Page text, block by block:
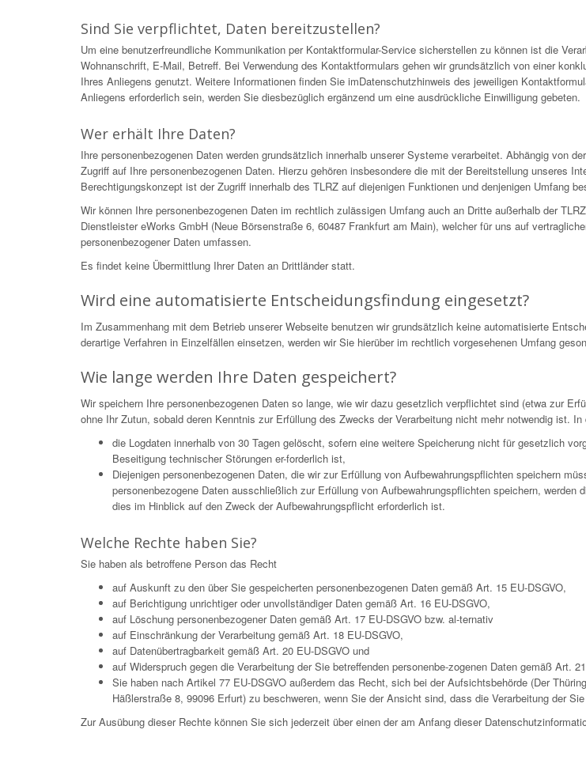
Sind Sie verpflichtet, Daten bereitzustellen?
Um eine benutzerfreundliche Kommunikation per Kontaktformular-Service sicherstellen zu können ist die
Wohnanschrift, E-Mail, Betreff. Bei Verwendung des Kontaktformulars gehen wir grundsätzlich von einer
Ihres Anliegens genutzt. Weitere Informationen finden Sie imDatenschutzhinweis des jeweiligen
Anliegens erforderlich sein, werden Sie diesbezüglich ergänzend um eine ausdrückliche Einwilligung gebeten.
Wer erhält Ihre Daten?
Ihre personenbezogenen Daten werden grundsätzlich innerhalb unserer Systeme verarbeitet. Abhängig von
Zugriff auf Ihre personenbezogenen Daten. Hierzu gehören insbesondere die mit der Bereitstellung unseres
Berechtigungskonzept ist der Zugriff innerhalb des TLRZ auf diejenigen Funktionen und denjenigen Umfang
Wir können Ihre personenbezogenen Daten im rechtlich zulässigen Umfang auch an Dritte außerhalb der
Dienstleister eWorks GmbH (Neue Börsenstraße 6, 60487 Frankfurt am Main), welcher für uns auf
personenbezogener Daten umfassen.
Es findet keine Übermittlung Ihrer Daten an Drittländer statt.
Wird eine automatisierte Entscheidungsfindung eingesetzt?
Im Zusammenhang mit dem Betrieb unserer Webseite benutzen wir grundsätzlich keine automatisierte
derartige Verfahren in Einzelfällen einsetzen, werden wir Sie hierüber im rechtlich vorgesehenen Umfang
Wie lange werden Ihre Daten gespeichert?
Wir speichern Ihre personenbezogenen Daten so lange, wie wir dazu gesetzlich verpflichtet sind (etwa zur
ohne Ihr Zutun, sobald deren Kenntnis zur Erfüllung des Zwecks der Verarbeitung nicht mehr notwendig ist. In
die Logdaten innerhalb von 30 Tagen gelöscht, sofern eine weitere Speicherung nicht für gesetzlich
Beseitigung technischer Störungen er-forderlich ist,
Diejenigen personenbezogenen Daten, die wir zur Erfüllung von Aufbewahrungspflichten speichern
personenbezogene Daten ausschließlich zur Erfüllung von Aufbewahrungspflichten speichern,
dies im Hinblick auf den Zweck der Aufbewahrungspflicht erforderlich ist.
Welche Rechte haben Sie?
Sie haben als betroffene Person das Recht
auf Auskunft zu den über Sie gespeicherten personenbezogenen Daten gemäß Art. 15 EU-DSGVO,
auf Berichtigung unrichtiger oder unvollständiger Daten gemäß Art. 16 EU-DSGVO,
auf Löschung personenbezogener Daten gemäß Art. 17 EU-DSGVO bzw. al-ternativ
auf Einschränkung der Verarbeitung gemäß Art. 18 EU-DSGVO,
auf Datenübertragbarkeit gemäß Art. 20 EU-DSGVO und
auf Widerspruch gegen die Verarbeitung der Sie betreffenden personenbe-zogenen Daten gemäß Art.
Sie haben nach Artikel 77 EU-DSGVO außerdem das Recht, sich bei der Aufsichtsbehörde (Der
Häßlerstraße 8, 99096 Erfurt) zu beschweren, wenn Sie der Ansicht sind, dass die Verarbeitung der
Zur Ausübung dieser Rechte können Sie sich jederzeit über einen der am Anfang dieser